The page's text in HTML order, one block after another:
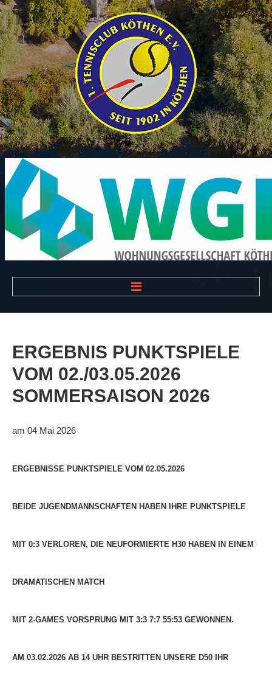
VEREIN
Der Vorstand
Das Clubhaus
Downloads
Die Sponsoren
MANNSCHAFTEN
ERGEBNIS PUNKTSPIELE
VOM 02./03.05.2026
SOMMERSAISON 2026
am 04 Mai 2026
ERGEBNISSE PUNKTSPIELE VOM 02.05.2026
BEIDE JUGENDMANNSCHAFTEN HABEN IHRE PUNKTSPIELE
MIT 0:3 VERLOREN, DIE NEUFORMIERTE H30 HABEN IN EINEM
DRAMATISCHEN MATCH
MIT 2-GAMES VORSPRUNG MIT 3:3 7:7 55:53 GEWONNEN.
AM 03.02.2026 AB 14 UHR BESTRITTEN UNSERE D50 IHR